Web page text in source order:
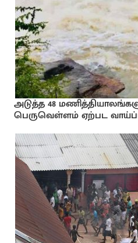
அடுத்த 48
பெருவெள்ளம் ஏற்பட